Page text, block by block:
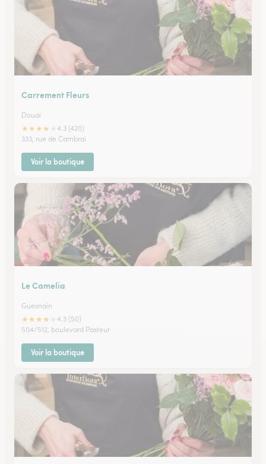
Carrement Fleurs
Douai
★★★★
4.3 (420)
333, rue de Cambrai
Voir la boutique
Le Camelia
Guesnain
★★★★
4.3 (50)
504/512, boulevard Pasteur
Voir la boutique